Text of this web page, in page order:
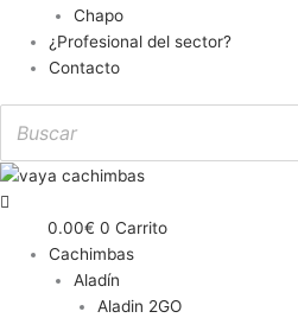
Chapo
¿Profesional del sector?
Contacto
0.00€ 0 Carrito
Cachimbas
Aladín
Aladin 2GO